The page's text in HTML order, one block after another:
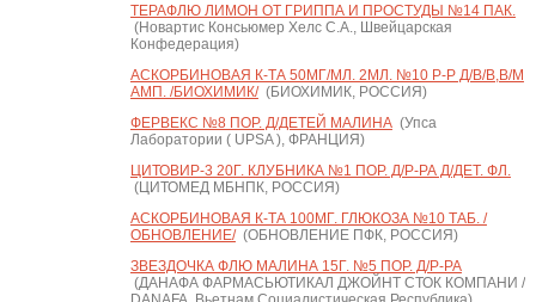
ТЕРАФЛЮ ЛИМОН ОТ ГРИППА И ПРОСТУДЫ №14 ПАК.
(Новартис Консьюмер Хелс С.А., Швейцарская
Конфедерация)
АСКОРБИНОВАЯ К-ТА 50МГ/МЛ. 2МЛ. №10 Р-Р Д/В/В,В/М
АМП. /БИОХИМИК/(БИОХИМИК, РОССИЯ)
ФЕРВЕКС №8 ПОР. Д/ДЕТЕЙ МАЛИНА(Упса
Лаборатории ( UPSA ), ФРАНЦИЯ)
ЦИТОВИР-3 20Г. КЛУБНИКА №1 ПОР. Д/Р-РА Д/ДЕТ. ФЛ.
(ЦИТОМЕД МБНПК, РОССИЯ)
АСКОРБИНОВАЯ К-ТА 100МГ. ГЛЮКОЗА №10 ТАБ. /
ОБНОВЛЕНИЕ/(ОБНОВЛЕНИЕ ПФК, РОССИЯ)
ЗВЕЗДОЧКА ФЛЮ МАЛИНА 15Г. №5 ПОР. Д/Р-РА
(ДАНАФА ФАРМАСЬЮТИКАЛ ДЖОЙНТ СТОК КОМПАНИ /